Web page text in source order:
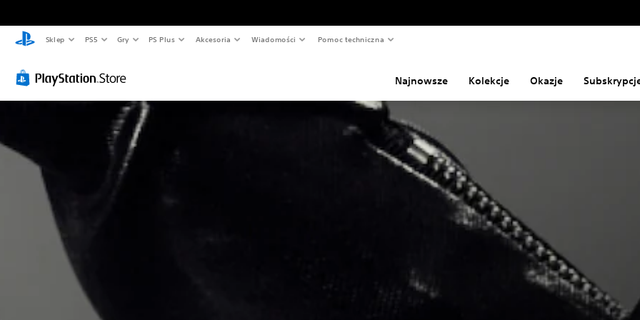
Sklep PS5 Gry PS Plus Akcesoria Wiadomości Pomoc techniczna
Najnowsze Kolekcje Okazje